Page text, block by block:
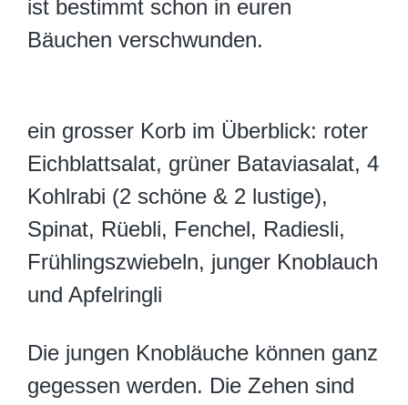
ist bestimmt schon in euren
Bäuchen verschwunden.
ein grosser Korb im Überblick: roter
Eichblattsalat, grüner Bataviasalat, 4
Kohlrabi (2 schöne & 2 lustige),
Spinat, Rüebli, Fenchel, Radiesli,
Frühlingszwiebeln, junger Knoblauch
und Apfelringli
Die jungen Knobläuche können ganz
gegessen werden. Die Zehen sind